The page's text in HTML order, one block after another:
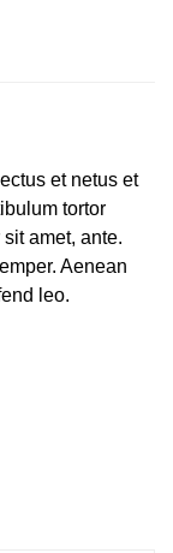
et netus et
tortor
amet, ante.
Aenean
leo.